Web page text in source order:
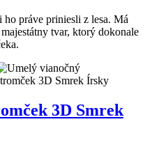
ho práve priniesli z lesa. Má
tvar, ktorý dokonale
3D Smrek